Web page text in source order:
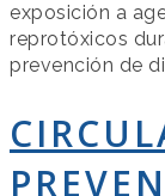
exposición a
reprotóxicos
prevención de